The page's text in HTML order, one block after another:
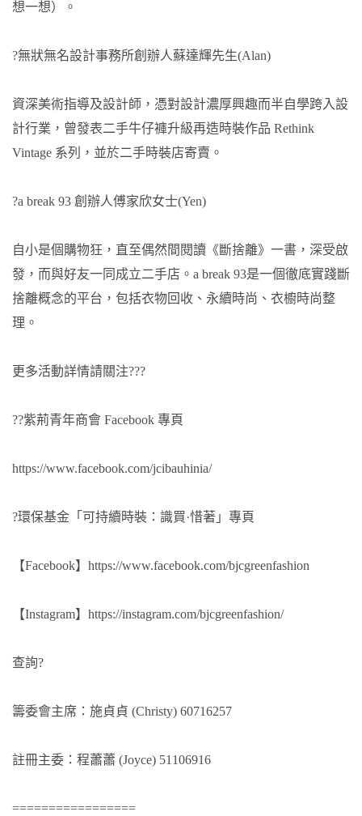
想一想）。
?無狀無名設計事務所創辦人蘇達輝先生(Alan)
資深美術指導及設計師，憑對設計濃厚興趣而半自學跨入設
計行業，曾發表二手牛仔褲升級再造時裝作品 Rethink
Vintage 系列，並於二手時裝店寄賣。
?a break 93 創辦人傅家欣女士(Yen)
自小是個購物狂，直至偶然間閱讀《斷捨離》一書，深受啟
發，而與好友一同成立二手店。a break 93是一個徹底實踐斷
捨離概念的平台，包括衣物回收、永續時尚、衣櫥時尚整
理。
更多活動詳情請關注???
??紫荊青年商會 Facebook 專頁
https://www.facebook.com/jcibauhinia/
?環保基金「可持續時裝：識買·惜著」專頁
【Facebook】 https://www.facebook.com/bjcgreenfashion
【Instagram】 https://instagram.com/bjcgreenfashion/
查詢?
籌委會主席：施貞貞 (Christy) 60716257
註冊主委：程蕭蕭 (Joyce) 51106916
=================